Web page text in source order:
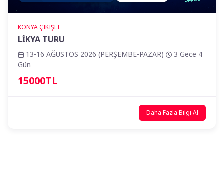
KONYA ÇIKIŞLI
LİKYA TURU
13-16 AĞUSTOS 2026 (PERŞEMBE-PAZAR)
3 Gece 4
Gün
15000TL
Daha Fazla Bilgi Al